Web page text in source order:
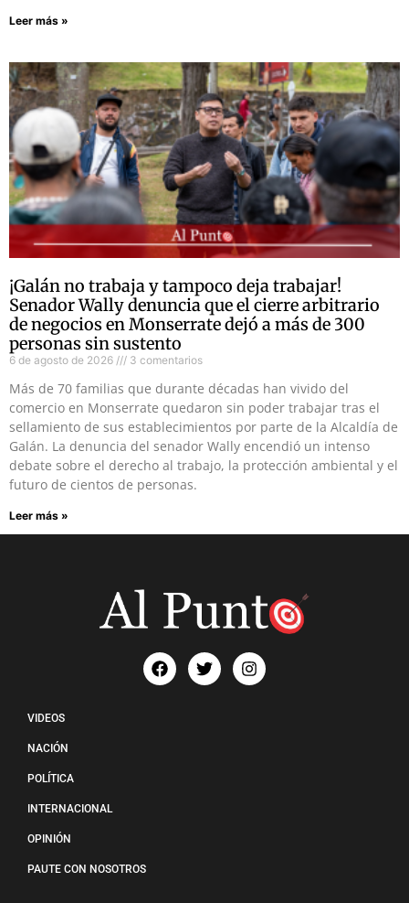
Leer más »
¡Galán no trabaja y tampoco deja trabajar!
Senador Wally denuncia que el cierre arbitrario
de negocios en Monserrate dejó a más de 300
personas sin sustento
6 de agosto de 2026 3 comentarios
Más de 70 familias que durante décadas han vivido del
comercio en Monserrate quedaron sin poder trabajar tras el
sellamiento de sus establecimientos por parte de la Alcaldía de
Galán. La denuncia del senador Wally encendió un intenso
debate sobre el derecho al trabajo, la protección ambiental y el
futuro de cientos de personas.
Leer más »
VIDEOS
NACIÓN
POLÍTICA
INTERNACIONAL
OPINIÓN
PAUTE CON NOSOTROS